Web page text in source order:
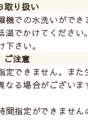
取り扱い
機での水洗いができ
でかけてください。
さい。
ご注意
定できません。また
なる場合がございま
間指定ができません